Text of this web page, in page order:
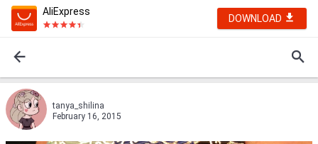
AliExpress
DOWNLOAD
tanya_shilina
February 16, 2015